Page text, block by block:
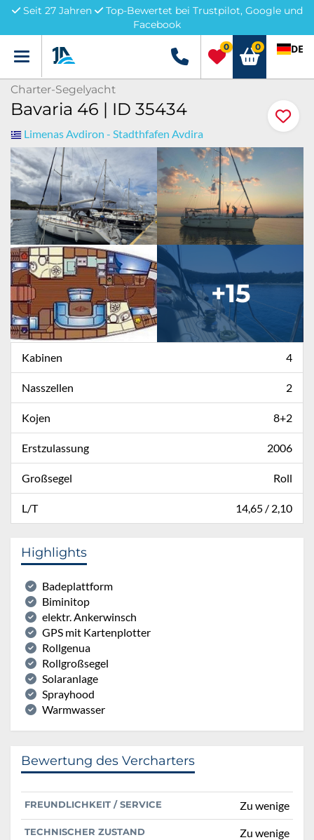
Seit 27 Jahren
Top-Bewertet bei Trustpilot, Google und
Facebook
Menü +49 5741 3222690
0 0 DE
Charter-Segelyacht
Bavaria 46 | ID 35434
Limenas Avdiron - Stadthfafen Avdira
+15
Kabinen 4
Nasszellen 2
Kojen 8+2
Erstzulassung 2006
Großsegel Roll
L/T 14,65 / 2,10
Highlights
Badeplattform
Biminitop
elektr. Ankerwinsch
GPS mit Kartenplotter
Rollgenua
Rollgroßsegel
Solaranlage
Sprayhood
Warmwasser
Bewertung des Vercharters
FREUNDLICHKEIT / SERVICE Zu wenige
TECHNISCHER ZUSTAND Zu wenige